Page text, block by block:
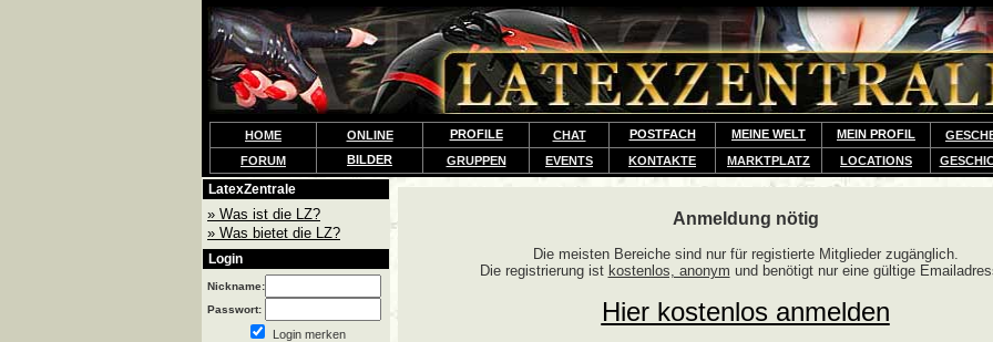
HOME ONLINE PROFILE CHAT POSTFACH MEINE WELT MEIN PROFIL
FORUM
BILDER GRUPPEN EVENTS KONTAKTE MARKTPLATZ LOCATIONS
LatexZentrale
» Was ist die LZ?
» Was bietet die LZ?
Login
Nickname:
Passwort:
Login merken
Anmeldung nötig
Die meisten Bereiche sind nur für registierte Mitglieder zugänglich.
Die registrierung ist kostenlos, anonym und benötigt nur eine gültige
Hier kostenlos anmelden